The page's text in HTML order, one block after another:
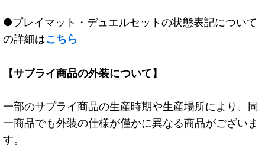
●プレイマット・デュエルセットの状態表記について
の詳細はこちら
【サプライ商品の外装について】
一部のサプライ商品の生産時期や生産場所により、同
一商品でも外装の仕様が僅かに異なる商品がございま
す。